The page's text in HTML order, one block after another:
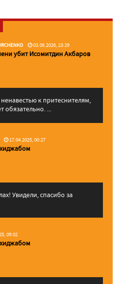
03.06.2026, 23:29
убит Исомитдин Акбаров
к притеснителям,
обязательно. ...
17.04.2025, 00:27
Увидели, спасибо за
09:02